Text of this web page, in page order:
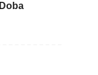
Doba